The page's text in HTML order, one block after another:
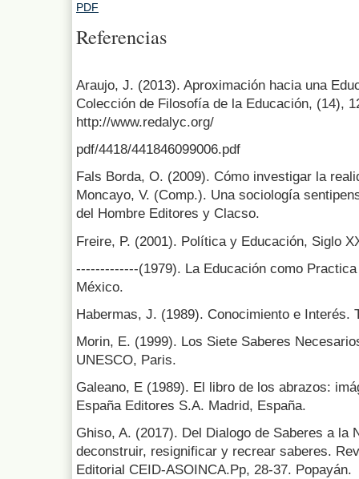
PDF
Referencias
Araujo, J. (2013). Aproximación hacia una
Colección de Filosofía de la Educación, (14),
http://www.redalyc.org/
pdf/4418/441846099006.pdf
Fals Borda, O. (2009). Cómo investigar la
Moncayo, V. (Comp.). Una sociología
del Hombre Editores y Clacso.
Freire, P. (2001). Política y Educación, Siglo
-------------(1979). La Educación como
México.
Habermas, J. (1989). Conocimiento e Interés.
Morin, E. (1999). Los Siete Saberes
UNESCO, Paris.
Galeano, E (1989). El libro de los abrazos:
España Editores S.A. Madrid, España.
Ghiso, A. (2017). Del Dialogo de Saberes a la
deconstruir, resignificar y recrear saberes.
Editorial CEID-ASOINCA.Pp, 28-37. Popayán.